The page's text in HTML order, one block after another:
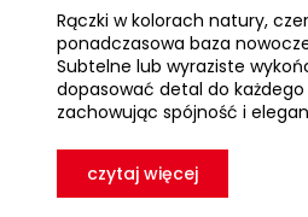
Rączki w kolorach natury,
ponadczasowa baza
Subtelne lub wyraziste
dopasować detal do
zachowując spójność i
czytaj więcej